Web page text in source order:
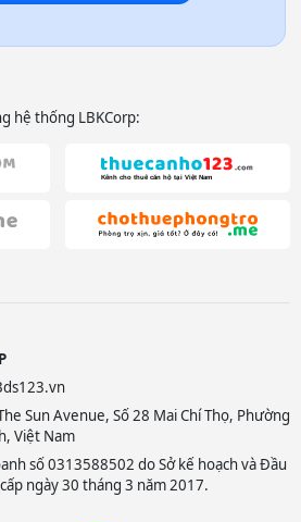
hệ thống LBKCorp:
Sun Avenue, Số 28 Mai Chí Thọ, Phường
Việt Nam
số 0313588502 do Sở kế hoạch và Đầu
ngày 30 tháng 3 năm 2017.